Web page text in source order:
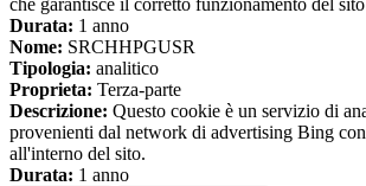
che garantisce il corretto funzionamento del
Durata: 1 anno
Nome: SRCHHPGUSR
Tipologia: analitico
Proprieta: Terza-parte
Descrizione: Questo cookie è un servizio di
provenienti dal network di advertising Bing
all'interno del sito.
Durata: 1 anno